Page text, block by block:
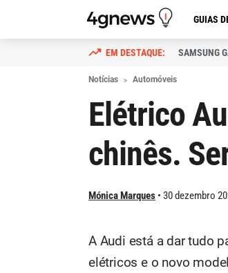
GUIAS
SAMSUNG
Notícias Automóveis
Elétrico
chinês.
Mónica Marques 30 dezembro
A Audi está a dar tudo
elétricos e o novo